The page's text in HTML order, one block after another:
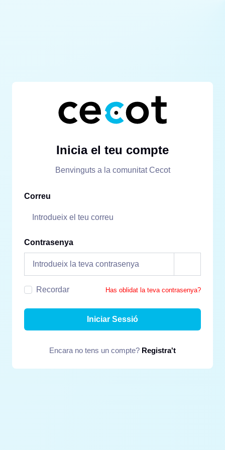
Inicia el teu compte
Benvinguts a la comunitat Cecot
Correu
Contrasenya
Recordar Has oblidat la teva contrasenya?
Iniciar Sessió
Encara no tens un compte? Registra't